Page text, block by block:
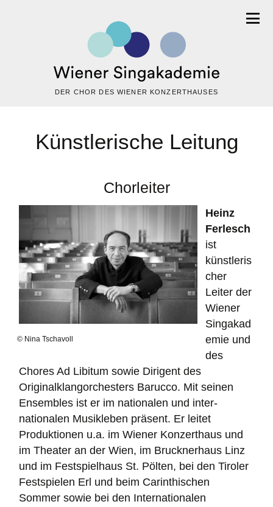
DER CHOR DES WIENER KONZERTHAUSES
Künstlerische Leitung
Chorleiter
© Nina Tschavoll
Heinz
Ferlesch
ist
künstleris
cher
Leiter der
Wiener
Singakad
emie und
des
Chores Ad Libitum sowie Dirigent des
Originalklang­orchesters Barucco. Mit seinen
Ensembles ist er im nationalen und inter­
nationalen Musikleben präsent. Er leitet
Produktionen u.a. im Wiener Konzerthaus und
im Theater an der Wien, im Brucknerhaus Linz
und im Festspielhaus St. Pölten, bei den Tiroler
Festspielen Erl und beim Carinthischen
Sommer sowie bei den Internationalen